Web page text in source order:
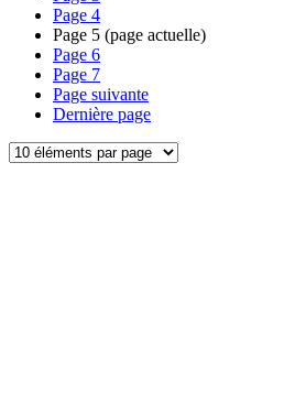
Page 4
Page 5 (page actuelle)
Page 6
Page 7
Page suivante
Dernière page